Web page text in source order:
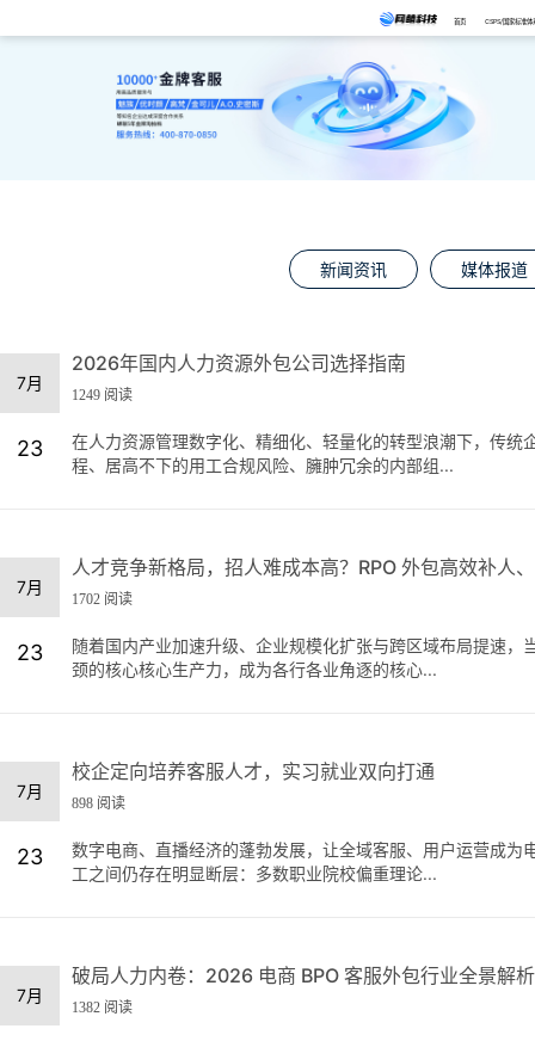
首页 CSPS/国家标准体
新闻资讯 媒体报道
7月
23
2026年国内人力资源外包公司选择指南
1249 阅读
在人力资源管理数字化、精细化、轻量化的转型浪潮下，传
程、居高不下的用工合规风险、臃肿冗余的内部组...
7月
23
人才竞争新格局，招人难成本高？RPO 外包高效补人
1702 阅读
随着国内产业加速升级、企业规模化扩张与跨区域布局提速
颈的核心核心生产力，成为各行各业角逐的核心...
7月
23
校企定向培养客服人才，实习就业双向打通
898 阅读
数字电商、直播经济的蓬勃发展，让全域客服、用户运营成
工之间仍存在明显断层：多数职业院校偏重理论...
7月
破局人力内卷：2026 电商 BPO 客服外包行业全景解析
1382 阅读